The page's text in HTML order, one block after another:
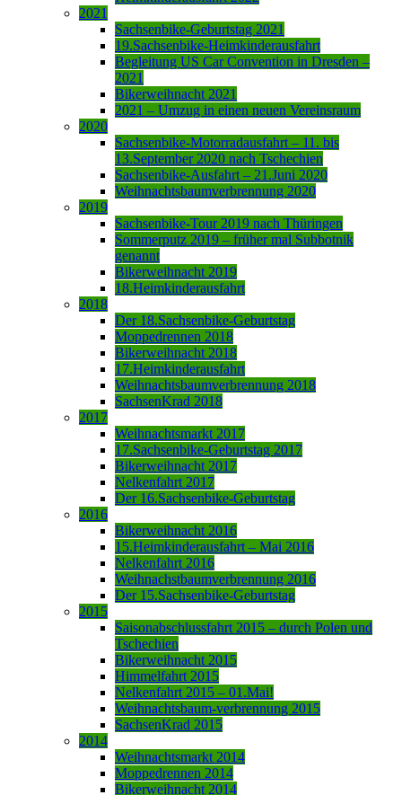
2021
Sachsenbike-Geburtstag 2021
19.Sachsenbike-Heimkinderausfahrt
Begleitung US Car Convention in Dresden –
2021
Bikerweihnacht 2021
2021 – Umzug in einen neuen Vereinsraum
2020
Sachsenbike-Motorradausfahrt – 11. bis
13.September 2020 nach Tschechien
Sachsenbike-Ausfahrt – 21.Juni 2020
Weihnachtsbaumverbrennung 2020
2019
Sachsenbike-Tour 2019 nach Thüringen
Sommerputz 2019 – früher mal Subbotnik
genannt
Bikerweihnacht 2019
18.Heimkinderausfahrt
2018
Der 18.Sachsenbike-Geburtstag
Moppedrennen 2018
Bikerweihnacht 2018
17.Heimkinderausfahrt
Weihnachtsbaumverbrennung 2018
SachsenKrad 2018
2017
Weihnachtsmarkt 2017
17.Sachsenbike-Geburtstag 2017
Bikerweihnacht 2017
Nelkenfahrt 2017
Der 16.Sachsenbike-Geburtstag
2016
Bikerweihnacht 2016
15.Heimkinderausfahrt – Mai 2016
Nelkenfahrt 2016
Weihnachstbaumverbrennung 2016
Der 15.Sachsenbike-Geburtstag
2015
Saisonabschlussfahrt 2015 – durch Polen und
Tschechien
Bikerweihnacht 2015
Himmelfahrt 2015
Nelkenfahrt 2015 – 01.Mai!
Weihnachtsbaum-verbrennung 2015
SachsenKrad 2015
2014
Weihnachtsmarkt 2014
Moppedrennen 2014
Bikerweihnacht 2014